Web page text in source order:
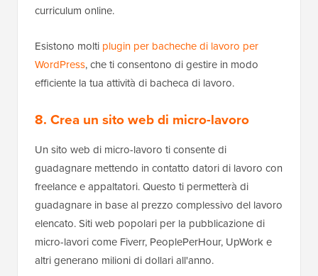
curriculum online.
Esistono molti plugin per bacheche di lavoro per
WordPress, che ti consentono di gestire in modo
efficiente la tua attività di bacheca di lavoro.
8. Crea un sito web di micro-lavoro
Un sito web di micro-lavoro ti consente di
guadagnare mettendo in contatto datori di lavoro con
freelance e appaltatori. Questo ti permetterà di
guadagnare in base al prezzo complessivo del lavoro
elencato. Siti web popolari per la pubblicazione di
micro-lavori come Fiverr, PeoplePerHour, UpWork e
altri generano milioni di dollari all'anno.